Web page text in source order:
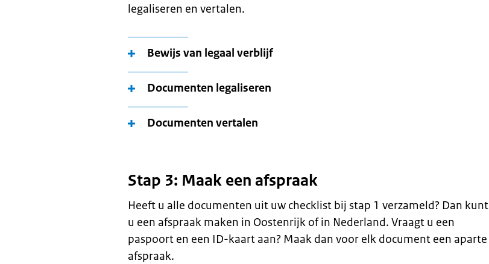
legaliseren en vertalen.
Bewijs van legaal verblijf
Documenten legaliseren
Documenten vertalen
Stap 3: Maak een afspraak
Heeft u alle documenten uit uw checklist bij stap 1 verzameld? Dan kunt
u een afspraak maken in Oostenrijk of in Nederland. Vraagt u een
paspoort en een ID-kaart aan? Maak dan voor elk document een aparte
afspraak.